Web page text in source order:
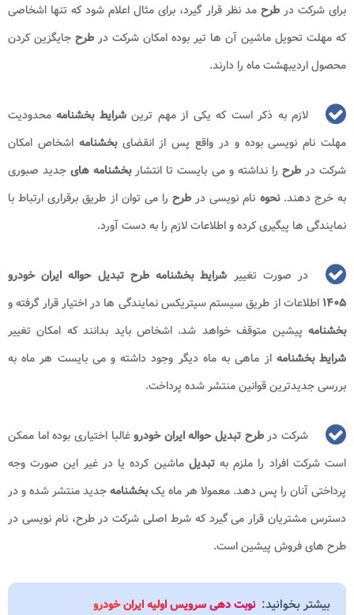
برای شرکت درطرحمد نظر قرار گیرد، برای مثال اعلام شود که تنها اشخاصی
که مهلت تحویل ماشین آن ها تیر بوده امکان شرکت در طرح جایگزین کردن
محصول اردیبهشت ماه را دارند.
لازم به ذکر است که یکی از مهم ترینشرایط بخشنامهمحدودیت
مهلت نام نویسی بوده و در واقع پس از انقضایبخشنامهاشخاص امکان
شرکت درطرح را نداشته و می بایست تا انتشاربخشنامه های جدید صبوری
به خرج دهند.نحوه نام نویسی در طرح را می توان از طریق برقراری ارتباط با
نمایندگی ها پیگیری کرده و اطلاعات لازم را به دست آورد.
در صورت تغییر شرایط بخشنامه طرح تبدیل حواله ایران خودرو
۱۴۰۵ اطلاعات از طریق سیستم سیتریکس نمایندگی ها در اختیار قرار گرفته و
بخشنامه پیشین متوقف خواهد شد. اشخاص باید بدانند که امکان تغییر
شرایط بخشنامهاز ماهی به ماه دیگر وجود داشته و می بایست هر ماه به
بررسی جدیدترین قوانین منتشر شده پرداخت.
شرکت درطرح تبدیل حواله ایران خودروغالبا اختیاری بوده اما ممکن
است شرکت افراد را ملزم بهتبدیلماشین کرده یا در غیر این صورت وجه
پرداختی آنان را پس دهد. معمولا هر ماه یکبخشنامهجدید منتشر شده و در
دسترس مشتریان قرار می گیرد که شرط اصلی شرکت در طرح، نام نویسی در
طرح های فروش پیشین است.
بیشتر بخوانید: نوبت دهی سرویس اولیه ایران خودرو